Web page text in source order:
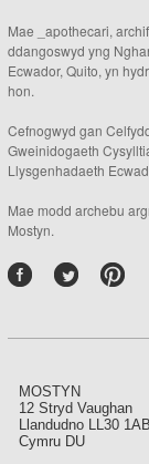
Mae _apothecari,
ddangoswyd yng
Ecwador, Quito, yn
hon.
Cefnogwyd gan
Gweinidogaeth
Llysgenhadaeth
Mae modd archebu
Mostyn.
MOSTYN
12 Stryd Vaughan
Llandudno LL30 1AB
Cymru DU